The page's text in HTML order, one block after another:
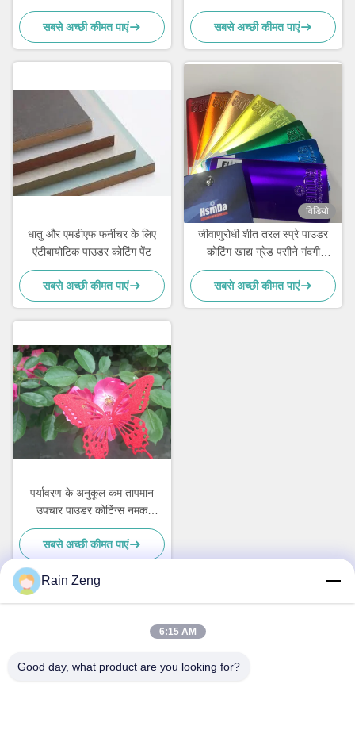
सबसे अच्छी कीमत पाएं
कोटिंग
सबसे अच्छी कीमत पाएं
धातु और एमडीएफ फर्नीचर के लिए
एंटीबायोटिक पाउडर कोटिंग पेंट
सबसे अच्छी कीमत पाएं
विडियो
जीवाणुरोधी शीत तरल स्प्रे पाउडर
कोटिंग खाद्य ग्रेड पसीने गंदगी
प्रतिरोधी
सबसे अच्छी कीमत पाएं
पर्यावरण के अनुकूल कम तापमान
उपचार पाउडर कोटिंग्स नमक
छिड़काव प्रतिरोध
सबसे अच्छी कीमत पाएं
पता
Rain Zeng
6:15 AM
Good day, what product are you looking for?